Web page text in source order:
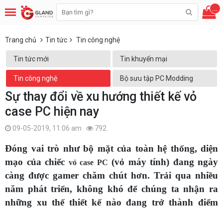
...
Trang chủ Tin tức Tin công nghệ
Tin tức mới Tin khuyến mại
Tin công nghệ Bộ sưu tập PC Modding
Sự thay đổi về xu hướng thiết kế vỏ
case PC hiện nay
09-05-2019, 11:06 am 792
Đóng vai trò như bộ mặt của toàn hệ thống, diện
mạo của chiếc vỏ case PC (vỏ máy tính) đang ngày
càng được gamer chăm chút hơn. Trải qua nhiều
năm phát triển, không khó để chúng ta nhận ra
những xu thế thiết kế nào đang trở thành điểm